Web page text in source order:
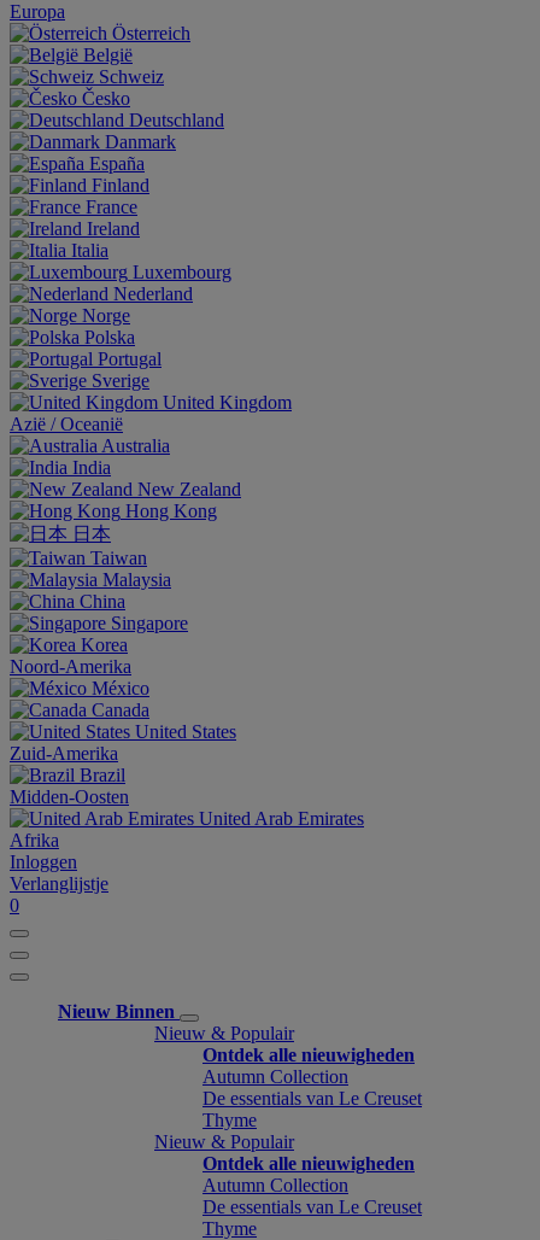
Europa
Österreich
België
Schweiz
Česko
Deutschland
Danmark
España
Finland
France
Ireland
Italia
Luxembourg
Nederland
Norge
Polska
Portugal
Sverige
United Kingdom
Aziё / Oceaniё
Australia
India
New Zealand
Hong Kong
日本
Taiwan
Malaysia
China
Singapore
Korea
Noord-Amerika
México
Canada
United States
Zuid-Amerika
Brazil
Midden-Oosten
United Arab Emirates
Afrika
Inloggen
Verlanglijstje
0
Nieuw Binnen
Nieuw & Populair
Ontdek alle nieuwigheden
Autumn Collection
De essentials van Le Creuset
Thyme
Nieuw & Populair
Ontdek alle nieuwigheden
Autumn Collection
De essentials van Le Creuset
Thyme